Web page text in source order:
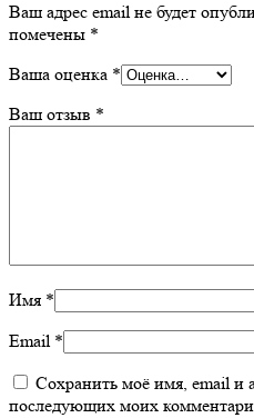
Ваш адрес email не будет
помечены *
Ваша оценка *
Ваш отзыв *
Имя *
Email *
Сохранить моё имя, email и
последующих моих